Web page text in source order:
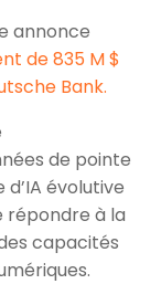
annonce
de 835 M $
Bank.
de pointe
évolutive
répondre à la
capacités